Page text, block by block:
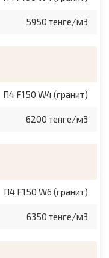
5950 тенге/м3
П4 F150 W4 (гранит)
6200 тенге/м3
П4 F150 W6 (гранит)
6350 тенге/м3